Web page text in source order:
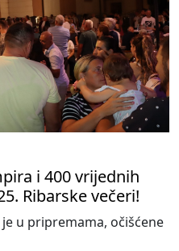
i 400 vrijednih
Ribarske večeri!
u pripremama, očišćene